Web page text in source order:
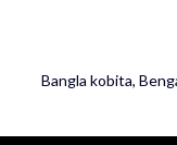
Bangla kobita,